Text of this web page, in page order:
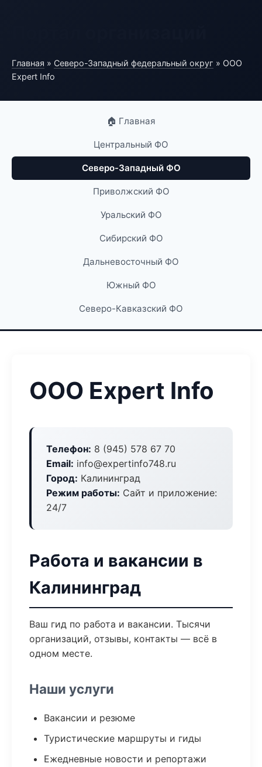
Главная » Северо-Западный федеральный округ » ООО
Expert Info
🏠 Главная
Центральный ФО
Северо-Западный ФО
Приволжский ФО
Уральский ФО
Сибирский ФО
Дальневосточный ФО
Южный ФО
Северо-Кавказский ФО
ООО Expert Info
Телефон: 8 (945) 578 67 70
Email: info@expertinfo748.ru
Город: Калининград
Режим работы: Сайт и приложение:
24/7
Работа и вакансии в
Калининград
Ваш гид по работа и вакансии. Тысячи
организаций, отзывы, контакты — всё в
одном месте.
Наши услуги
Вакансии и резюме
Туристические маршруты и гиды
Ежедневные новости и репортажи